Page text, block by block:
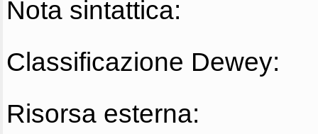
Nota sintattica:
Classificazione Dewey:
Risorsa esterna: